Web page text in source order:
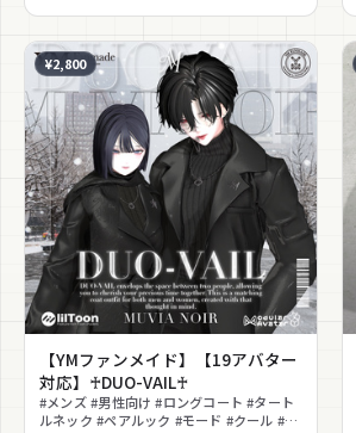
¥2,800
【YMファンメイド】【19アバター
対応】♰DUO-VAIL♰
#メンズ #男性向け #ロングコート #タート
ルネック #ペアルック #モード #クール #ダ